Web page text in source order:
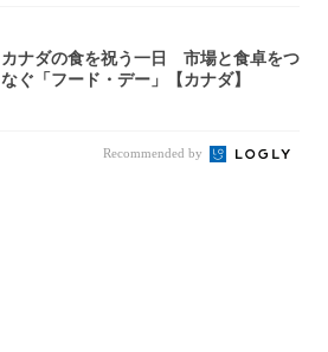
カナダの食を祝う一日 市場と食卓をつ
なぐ「フード・デー」【カナダ】
Recommended by